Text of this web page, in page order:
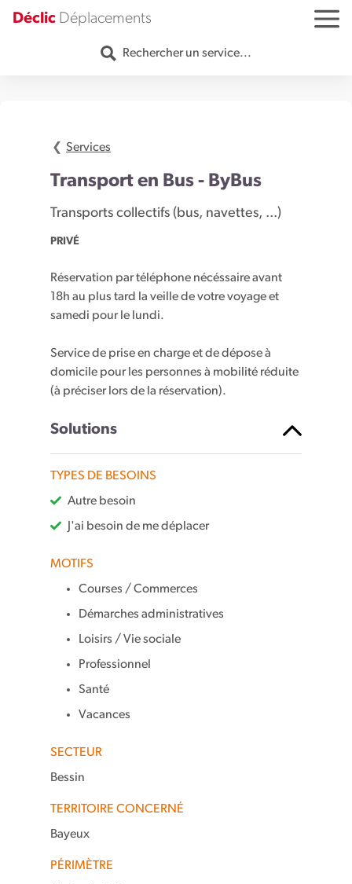
Aller au contenu
Déclic Déplacements
Rechercher un service...
MENU
Services
Transport en Bus - ByBus
Transports collectifs (bus, navettes, ...)
PRIVÉ
Réservation par téléphone nécéssaire avant
18h au plus tard la veille de votre voyage et
samedi pour le lundi.
Service de prise en charge et de dépose à
domicile pour les personnes à mobilité réduite
(à préciser lors de la réservation).
Solutions
TYPES DE BESOINS
Autre besoin
J'ai besoin de me déplacer
MOTIFS
Courses / Commerces
Démarches administratives
Loisirs / Vie sociale
Professionnel
Santé
Vacances
SECTEUR
Bessin
TERRITOIRE CONCERNÉ
Bayeux
PÉRIMÈTRE